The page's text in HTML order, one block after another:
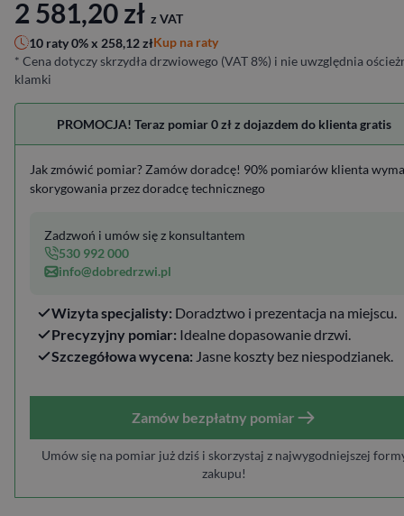
2 581,20zł z VAT
10 raty 0% x 258,12złKup na raty
* Cena dotyczy skrzydła drzwiowego (VAT 8%) i nie uwzględnia
klamki
PROMOCJA! Teraz pomiar 0 zł z dojazdem do klienta gratis
Jak zmówić pomiar? Zamów doradcę! 90% pomiarów klienta
skorygowania przez doradcę technicznego
Wizyta specjalisty: Doradztwo i prezentacja na miejscu.
Precyzyjny pomiar: Idealne dopasowanie drzwi.
Szczegółowa wycena: Jasne koszty bez niespodzianek.
Zadzwoń i umów się z konsultantem
530 992 000
info@dobredrzwi.pl
Zamów bezpłatny pomiar
Umów się na pomiar już dziś i skorzystaj z najwygodniejszej
zakupu!